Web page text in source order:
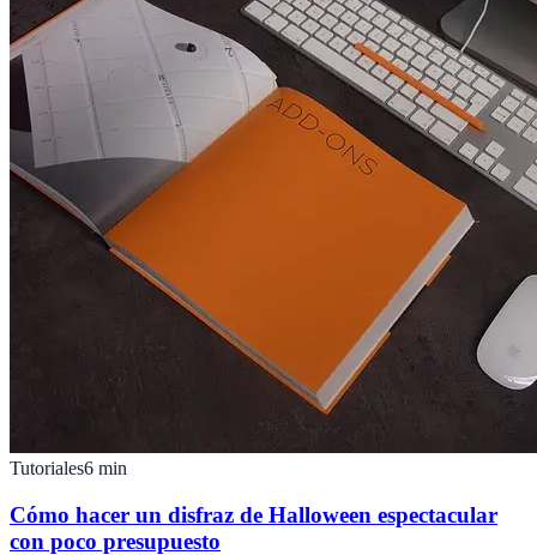
Tutoriales6 min
Cómo hacer un disfraz de Halloween espectacular
con poco presupuesto